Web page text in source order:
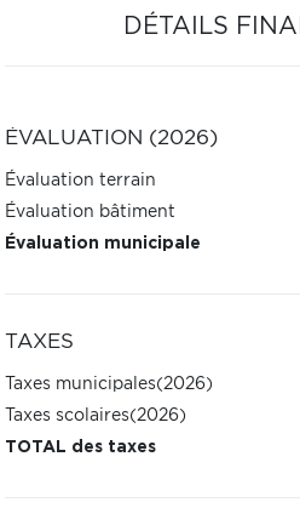
DÉTAILS
ÉVALUATION (2026)
Évaluation terrain
Évaluation bâtiment
Évaluation municipale
TAXES
Taxes municipales(2026)
Taxes scolaires(2026)
TOTAL des taxes